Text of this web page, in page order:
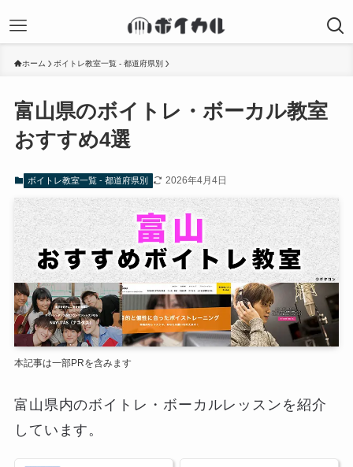
ホーム ボイトレ教室一覧 - 都道府県別
富山県のボイトレ・ボーカル教室
おすすめ4選
ボイトレ教室一覧 - 都道府県別 2026年4月4日
本記事は一部PRを含みます
富山県内のボイトレ・ボーカルレッスンを紹介
しています。